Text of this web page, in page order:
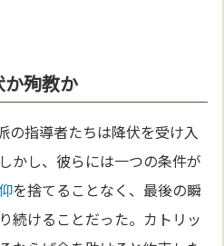
殉教か
の指導者たちは降伏を受け入
かし、彼らには一つの条件が
を捨てることなく、最後の瞬
続けることだった。カトリッ